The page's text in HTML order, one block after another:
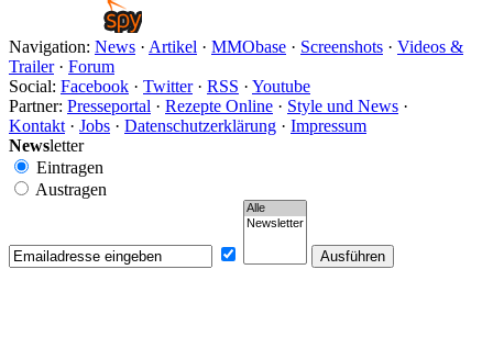
Navigation: News · Artikel · MMObase · Screenshots · Videos &
Trailer· Forum
Social: Facebook · Twitter· RSS · Youtube
Partner: Presseportal · Rezepte Online · Style und News ·
Kontakt · Jobs · Datenschutzerklärung · Impressum
Newsletter
Eintragen
Austragen